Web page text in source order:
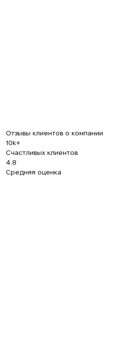
Отзывы клиентов о компании
10k+
Счастливых клиентов
4.8
Средняя оценка